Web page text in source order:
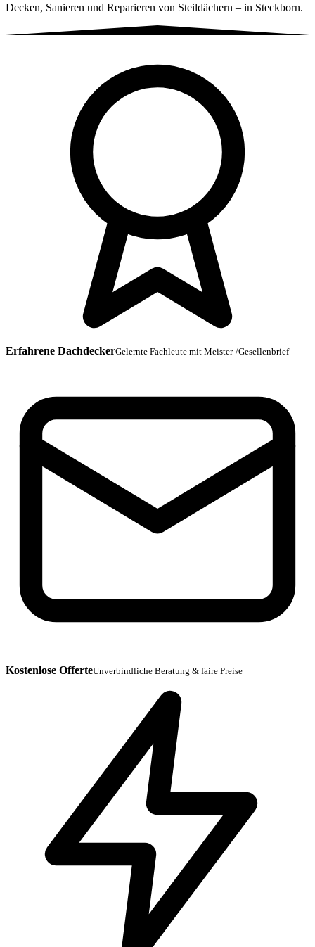
Decken, Sanieren und Reparieren von Steildächern – in Steckborn.
Erfahrene DachdeckerGelernte Fachleute mit Meister-/Gesellenbrief
Kostenlose OfferteUnverbindliche Beratung & faire Preise